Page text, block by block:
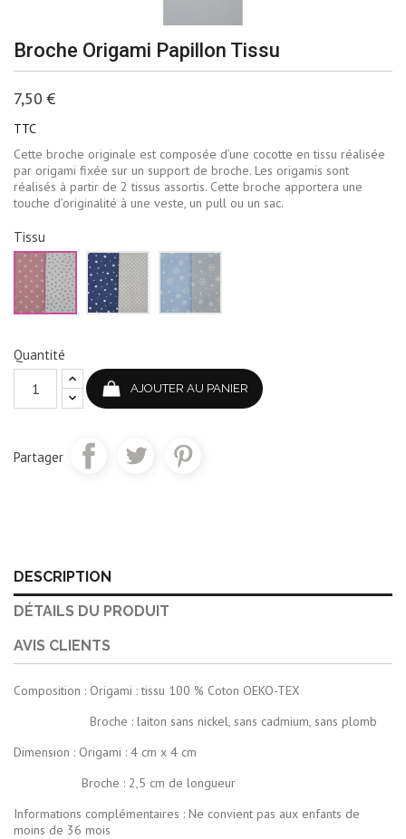
Broche Origami Papillon Tissu
7,50 €
TTC
Cette broche originale est composée d’une cocotte en tissu réalisée
par origami fixée sur un support de broche. Les origamis sont
réalisés à partir de 2 tissus assortis. Cette broche apportera une
touche d’originalité à une veste, un pull ou un sac.
Tissu
Rose
blanc
Bleu
marine
beige
ciel
gris
Quantité
AJOUTER AU PANIER
Partager
DESCRIPTION
DÉTAILS DU PRODUIT
AVIS CLIENTS
Composition : Origami : tissu 100 % Coton OEKO-TEX
Broche : laiton sans nickel, sans cadmium, sans plomb
Dimension : Origami : 4 cm x 4 cm
Broche : 2,5 cm de longueur
Informations complémentaires : Ne convient pas aux enfants de
moins de 36 mois